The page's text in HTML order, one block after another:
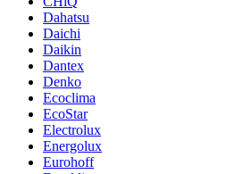
Dahatsu
Daichi
Daikin
Dantex
Denko
Ecoclima
EcoStar
Electrolux
Energolux
Eurohoff